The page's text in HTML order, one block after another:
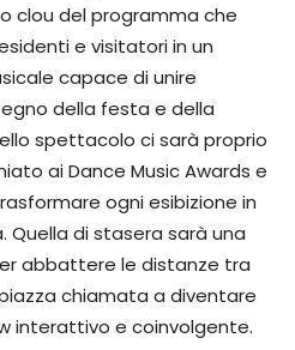
clou del programma che
e visitatori in un
capace di unire
della festa e della
spettacolo ci sarà proprio
ai Dance Music Awards e
ogni esibizione in
Quella di stasera sarà una
abbattere le distanze tra
chiamata a diventare
interattivo e coinvolgente.